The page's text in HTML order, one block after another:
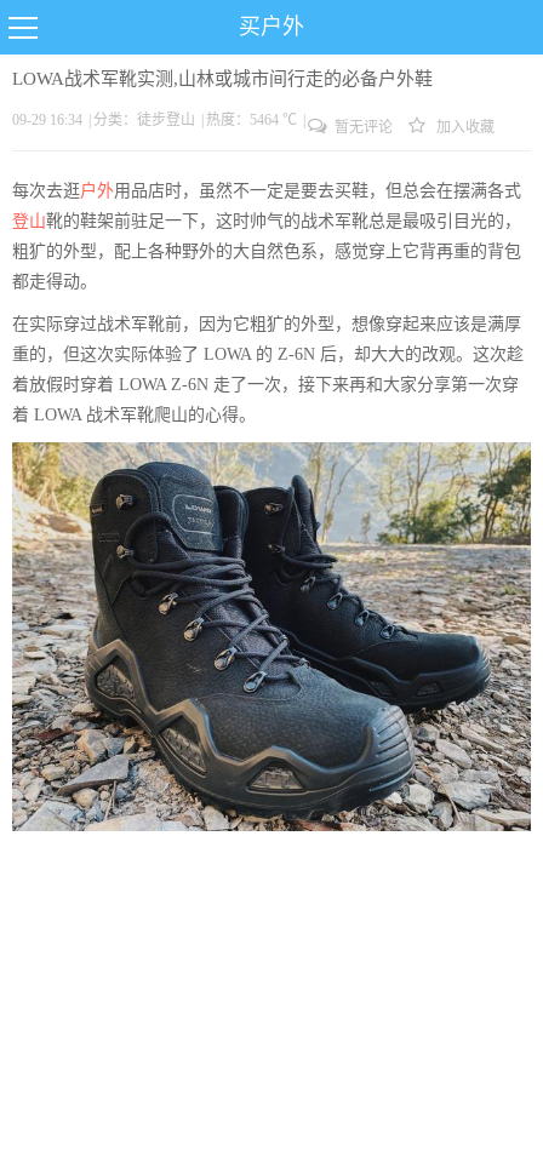
买户外
LOWA战术军靴实测,山林或城市间行走的必备户外鞋
09-29 16:34 分类： 徒步登山 热度：5464 ℃ 暂无评论 加入收藏
每次去逛户外用品店时，虽然不一定是要去买鞋，但总会在摆满各式
登山靴的鞋架前驻足一下，这时帅气的战术军靴总是最吸引目光的，
粗犷的外型，配上各种野外的大自然色系，感觉穿上它背再重的背包
都走得动。
在实际穿过战术军靴前，因为它粗犷的外型，想像穿起来应该是满厚
重的，但这次实际体验了 LOWA 的 Z-6N 后，却大大的改观。这次趁
着放假时穿着 LOWA Z-6N 走了一次，接下来再和大家分享第一次穿
着 LOWA 战术军靴爬山的心得。